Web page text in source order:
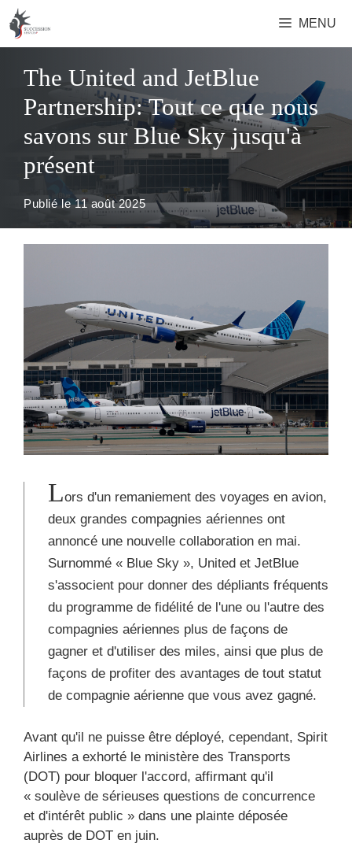
Aller
au
contenu
MENU
The United and JetBlue
Partnership: Tout ce que nous
savons sur Blue Sky jusqu'à
présent
Publié le11 août 2025
Lors d'un remaniement des voyages en avion,
deux grandes compagnies aériennes ont
annoncé une nouvelle collaboration en mai.
Surnommé « Blue Sky », United et JetBlue
s'associent pour donner des dépliants fréquents
du programme de fidélité de l'une ou l'autre des
compagnies aériennes plus de façons de
gagner et d'utiliser des miles, ainsi que plus de
façons de profiter des avantages de tout statut
de compagnie aérienne que vous avez gagné.
Avant qu'il ne puisse être déployé, cependant, Spirit
Airlines a exhorté le ministère des Transports
(DOT) pour bloquer l'accord, affirmant qu'il
« soulève de sérieuses questions de concurrence
et d'intérêt public » dans une plainte déposée
auprès de DOT en juin.